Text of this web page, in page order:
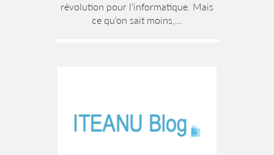
révolution pour l’informatique. Mais
ce qu’on sait moins,...